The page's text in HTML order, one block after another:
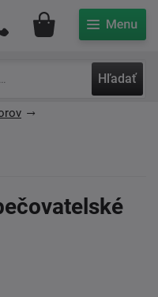
Hľadať
Môj účet